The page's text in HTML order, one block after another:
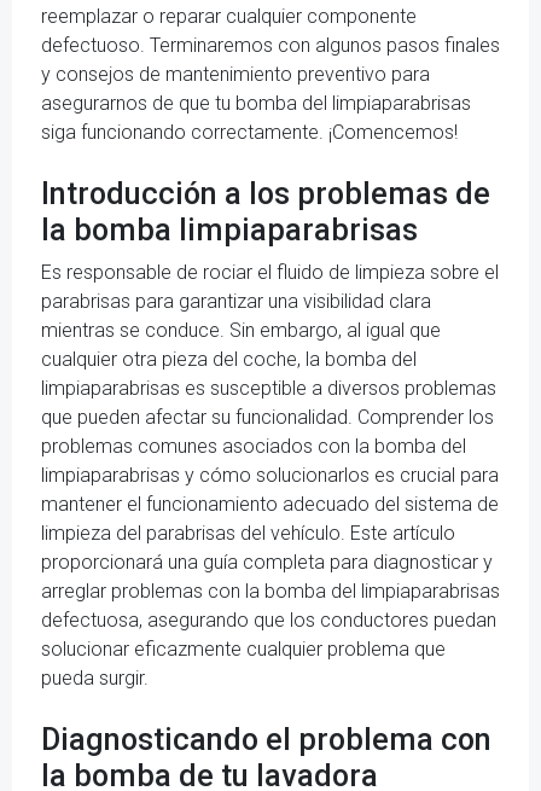
reemplazar o reparar cualquier componente
defectuoso. Terminaremos con algunos pasos finales
y consejos de mantenimiento preventivo para
asegurarnos de que tu bomba del limpiaparabrisas
siga funcionando correctamente. ¡Comencemos!
Introducción a los problemas de
la bomba limpiaparabrisas
Es responsable de rociar el fluido de limpieza sobre el
parabrisas para garantizar una visibilidad clara
mientras se conduce. Sin embargo, al igual que
cualquier otra pieza del coche, la bomba del
limpiaparabrisas es susceptible a diversos problemas
que pueden afectar su funcionalidad. Comprender los
problemas comunes asociados con la bomba del
limpiaparabrisas y cómo solucionarlos es crucial para
mantener el funcionamiento adecuado del sistema de
limpieza del parabrisas del vehículo. Este artículo
proporcionará una guía completa para diagnosticar y
arreglar problemas con la bomba del limpiaparabrisas
defectuosa, asegurando que los conductores puedan
solucionar eficazmente cualquier problema que
pueda surgir.
Diagnosticando el problema con
la bomba de tu lavadora